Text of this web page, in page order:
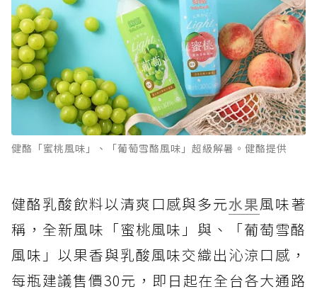
健酪「蜜桃風味」、「葡萄雪酪風味」超級解暑。健酪提供
健酪乳酸飲料以清爽口感與多元水果風味著
稱，全新風味「蜜桃風味」與、「葡萄雪酪
風味」以果香與乳酸風味交織出沁涼口感，
每瓶建議售價30元，即日起在全台各大通路